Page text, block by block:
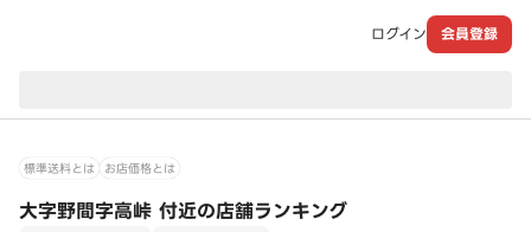
ログイン 会員登録
標準送料とは お店価格とは
大字野間字高峠 付近の店舗ランキング